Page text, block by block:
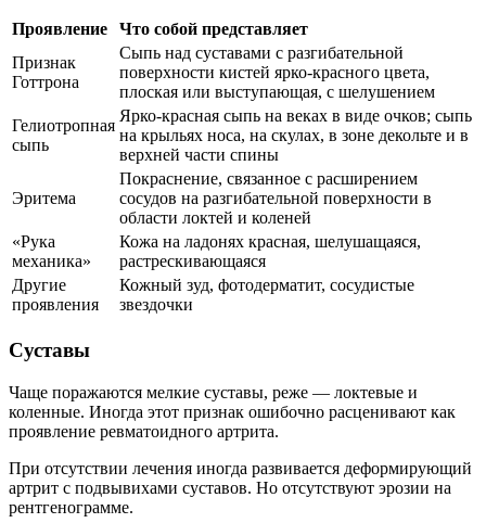
Проявление
Что собой представляет
Признак
Готтрона
Сыпь над суставами с разгибательной
поверхности кистей ярко-красного цвета,
плоская или выступающая, с шелушением
Гелиотропная
сыпь
Ярко-красная сыпь на веках в виде очков; сыпь
на крыльях носа, на скулах, в зоне декольте и в
верхней части спины
Эритема
Покраснение, связанное с расширением
сосудов на разгибательной поверхности в
области локтей и коленей
«Рука
механика»
Кожа на ладонях красная, шелушащаяся,
растрескивающаяся
Другие
проявления
Кожный зуд, фотодерматит, сосудистые
звездочки
Суставы
Чаще поражаются мелкие суставы, реже — локтевые и
коленные. Иногда этот признак ошибочно расценивают как
проявление ревматоидного артрита.
При отсутствии лечения иногда развивается деформирующий
артрит с подвывихами суставов. Но отсутствуют эрозии на
рентгенограмме.